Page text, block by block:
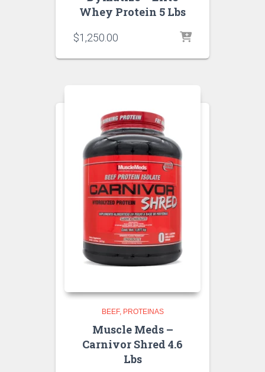
Whey Protein 5 Lbs
$1,250.00
BEEF PROTEINAS
Muscle Meds –
Carnivor Shred 4.6
Lbs